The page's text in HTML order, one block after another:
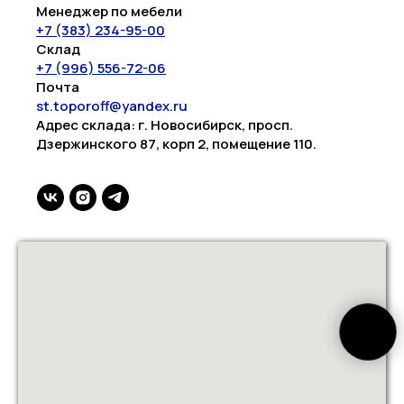
Менеджер по мебели
+7 (383) 234-95-00
Склад
+7 (996) 556-72-06
Почта
st.toporoff@yandex.ru
Адрес склада: г. Новосибирск, просп.
Дзержинского 87, корп 2, помещение 110.